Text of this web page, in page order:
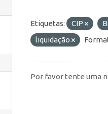
Etiquetas: CIP
liquidação
Por favor tente uma